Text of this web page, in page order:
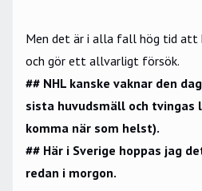
Men det är i alla fall hög tid att
och gör ett allvarligt försök.
## NHL kanske vaknar den
sista huvudsmäll och tvingas
komma när som helst).
## Här i Sverige hoppas jag
redan i morgon.